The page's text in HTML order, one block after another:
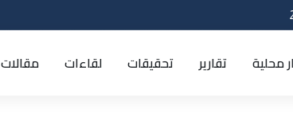
محلية تقارير تحقيقات لقاءات مقالات